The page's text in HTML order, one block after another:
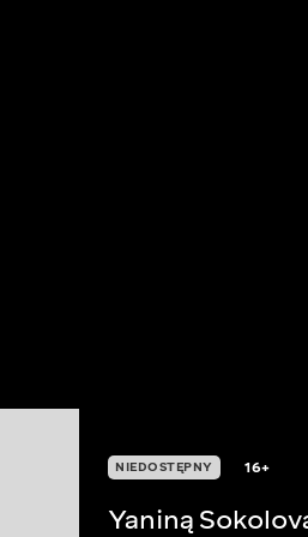
NIEDOSTĘPNY 16+
Yaniną